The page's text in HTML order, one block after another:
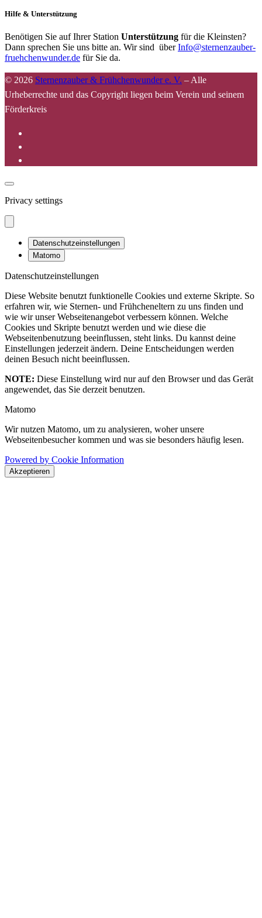
Hilfe & Unterstützung
Benötigen Sie auf Ihrer Station Unterstützung für die Kleinsten?
Dann sprechen Sie uns bitte an. Wir sind überInfo@sternenzauber-
fruehchenwunder.de für Sie da.
© 2026 Sternenzauber & Frühchenwunder e. V. – Alle
Urheberrechte und das Copyright liegen beim Verein und seinem
Förderkreis
Privacy settings
Datenschutzeinstellungen
Matomo
Datenschutzeinstellungen
Diese Website benutzt funktionelle Cookies und externe Skripte. So
erfahren wir, wie Sternen- und Frühcheneltern zu uns finden und
wie wir unser Webseitenangebot verbessern können. Welche
Cookies und Skripte benutzt werden und wie diese die
Webseitenbenutzung beeinflussen, steht links. Du kannst deine
Einstellungen jederzeit ändern. Deine Entscheidungen werden
deinen Besuch nicht beeinflussen.
NOTE: Diese Einstellung wird nur auf den Browser und das Gerät
angewendet, das Sie derzeit benutzen.
Matomo
Wir nutzen Matomo, um zu analysieren, woher unsere
Webseitenbesucher kommen und was sie besonders häufig lesen.
Powered by Cookie Information
Akzeptieren